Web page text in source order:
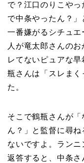
で？江口のりこや
で中条やったん？
一番嫌がるシチュ
人が竜太郎さんの
レてないピュアな
瓶さんは「スレま
た。
そこで鶴瓶さんが
ん？」と監督に尋
ないですよ。ラン
返答すると、中条さ